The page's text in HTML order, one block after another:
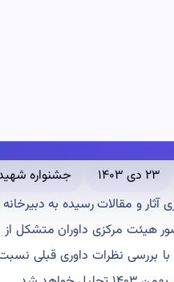
۲۳ دی ۱۴۰۳ جشنواره
آثار و مقالات رسیده به
۱۴۰۳ با حضور هیئت مرکزی داوران
بررسی نظرات داوری قبلی نسبت